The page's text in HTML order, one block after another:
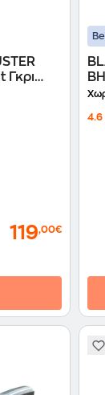
Γκρι
119,00€
4.6